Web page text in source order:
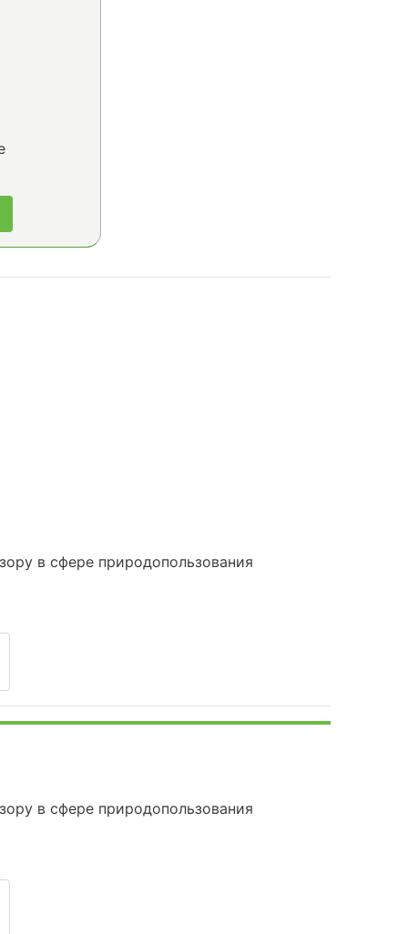
в сфере природопользования
в сфере природопользования